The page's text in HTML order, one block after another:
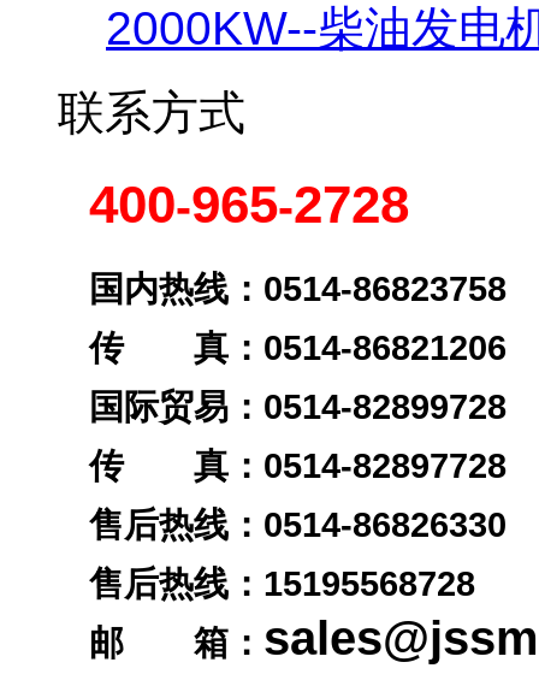
2000KW--柴油发电
联系方式
400-965-2728
国内热线：0514-86823758
传 真：0514-86821206
国际贸易：0514-82899728
传 真：0514-82897728
售后热线：0514-86826330
售后热线： 15195568728
邮 箱：